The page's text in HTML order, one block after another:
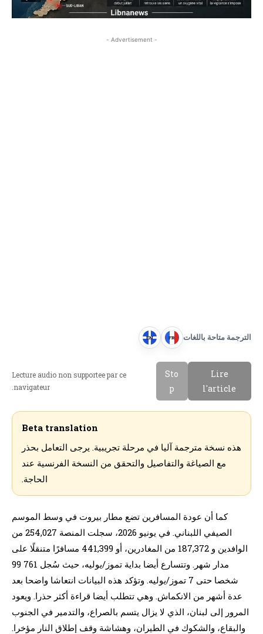
- Advertisement -
الترجمة متاحة باللغات FR
F
r
a
n
i
EN
E
Lire
l'article
Sto
p
Lecture audio non supportee par ce
navigateur.
Beta translation
هذه نسخة مترجمة آليا في مرحلة تجريبية. يرجى التعامل بحذر
مع الصياغة والتفاصيل والتحقق من النسخة الفرنسية عند
الحاجة.
كما أن عودة المسافرين تضع مطار بيروت في وسط الموسم
الصيفي اللبناني. في يونيو 2026، سجلت المنصة 254,027 من
الوافدين و 187,372 من المغادرين، أو 441,399 مسافرًا متنقلًا على
مدار شهر. وتتسارع أيضا بداية تموز/يوليه، حيث سُجل 761 99
شخصا حتى 7 تموز/يوليه. وتؤكد هذه البيانات انتعاشا واضحا بعد
عدة أشهر من الانكماش. وهي تتطلب أيضا قراءة أكثر حذرا. ويعود
المرور إلى لبنان، الذي لا يزال يتسم بالصراع، والتدمير في الجنوب
والبقاع، والشكوك في الطيران، وهشاشة وقف إطلاق النار مؤخرا.